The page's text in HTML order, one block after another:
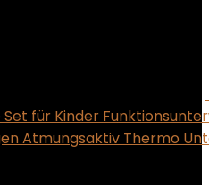
für Kinder
Atmungsaktiv Thermo